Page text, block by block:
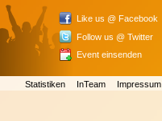
Like us @ Facebook
Follow us @ Twitter
Event einsenden
Statistiken InTeam Impressum